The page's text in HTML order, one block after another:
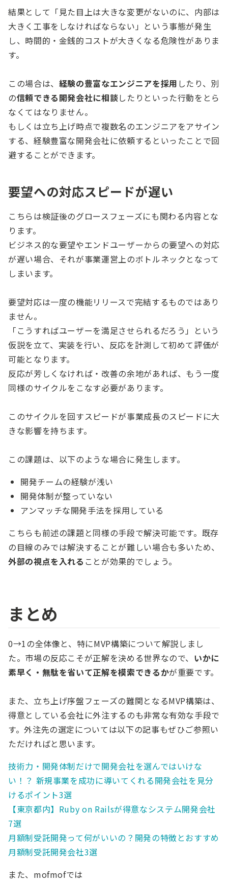
結果として「見た目上は大きな変更がないのに、内部は
大きく工事をしなければならない」という事態が発生
し、時間的・金銭的コストが大きくなる危険性がありま
す。
この場合は、 経験の豊富なエンジニアを採用 したり、別
の信頼できる開発会社に相談したりといった行動をとら
なくてはなりません。
もしくは立ち上げ時点で複数名のエンジニアをアサイン
する、経験豊富な開発会社に依頼するといったことで回
避することができます。
要望への対応スピードが遅い
こちらは検証後のグロースフェーズにも関わる内容とな
ります。
ビジネス的な要望やエンドユーザーからの要望への対応
が遅い場合、それが事業運営上のボトルネックとなって
しまいます。
要望対応は一度の機能リリースで完結するものではあり
ません。
「こうすればユーザーを満足させられるだろう」という
仮説を立て、実装を行い、反応を計測して初めて評価が
可能となります。
反応が芳しくなければ・改善の余地があれば、もう一度
同様のサイクルをこなす必要があります。
このサイクルを回すスピードが事業成長のスピードに大
きな影響を持ちます。
この課題は、以下のような場合に発生します。
開発チームの経験が浅い
開発体制が整っていない
アンマッチな開発手法を採用している
こちらも前述の課題と同様の手段で解決可能です。既存
の目線のみでは解決することが難しい場合も多いため、
外部の視点を入れる ことが効果的でしょう。
まとめ
0→1の全体像と、特にMVP構築について解説しまし
た。市場の反応こそが正解を決める世界なので、 いかに
素早く・無駄を省いて正解を模索できるかが重要です。
また、立ち上げ序盤フェーズの難関となるMVP構築は、
得意としている会社に外注するのも非常な有効な手段で
す。外注先の選定については以下の記事もぜひご参照い
ただければと思います。
技術力・開発体制だけで開発会社を選んではいけな
い！？ 新規事業を成功に導いてくれる開発会社を見分
けるポイント3選
【東京都内】Ruby on Railsが得意なシステム開発会社
7選
月額制受託開発って何がいいの？開発の特徴とおすすめ
月額制受託開発会社3選
また、mofmofでは